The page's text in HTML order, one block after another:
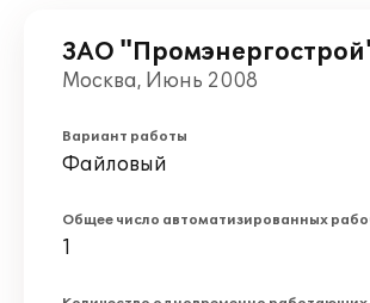
ЗАО
Москва, Июнь 2008
Вариант работы
Файловый
Общее число автоматизированных
1